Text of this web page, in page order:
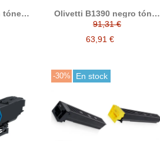
tóner
Olivetti B1390 negro tóner
compatible
91,31 €
63,91 €
-30% En stock